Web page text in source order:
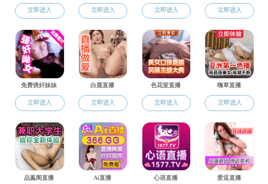
行政人员
梁俊盛
张宇靖